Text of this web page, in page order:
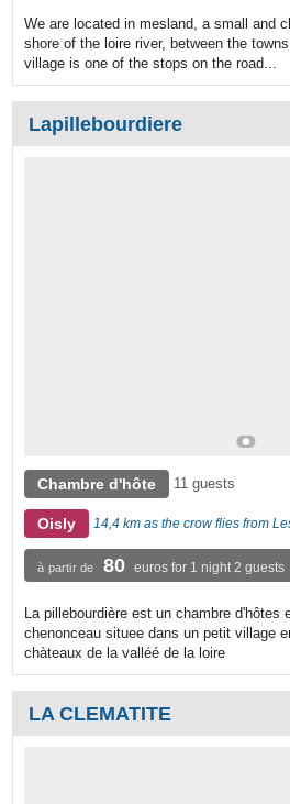
We are located in mesland, a small and
shore of the loire river, between the
village is one of the stops on the road...
Lapillebourdiere
Chambre d'hôte 11 guests
Oisly 14,4 km as the crow flies from
à partir de 80 euros for 1 night 2 guests
La pillebourdière est un chambre d'hôtes
chenonceau situee dans un petit village
chàteaux de la valléé de la loire
LA CLEMATITE